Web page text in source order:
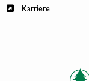
Karriere